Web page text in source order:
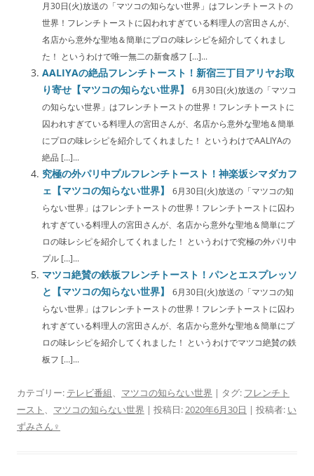
月30日(火)放送の「マツコの知らない世界」はフレンチトーストの
世界！フレンチトーストに囚われすぎている料理人の宮田さんが、
名店から意外な聖地＆簡単にプロの味レシピを紹介してくれまし
た！ というわけで唯一無二の新食感フ […]...
AALIYAの絶品フレンチトースト！新宿三丁目アリヤお取
り寄せ【マツコの知らない世界】
6月30日(火)放送の「マツコ
の知らない世界」はフレンチトーストの世界！フレンチトーストに
囚われすぎている料理人の宮田さんが、名店から意外な聖地＆簡単
にプロの味レシピを紹介してくれました！ というわけでAALIYAの
絶品 […]...
究極の外パリ中プルフレンチトースト！神楽坂シマダカフ
ェ【マツコの知らない世界】
6月30日(火)放送の「マツコの知
らない世界」はフレンチトーストの世界！フレンチトーストに囚わ
れすぎている料理人の宮田さんが、名店から意外な聖地＆簡単にプ
ロの味レシピを紹介してくれました！ というわけで究極の外パリ中
プル […]...
マツコ絶賛の鉄板フレンチトースト！パンとエスプレッソ
と【マツコの知らない世界】
6月30日(火)放送の「マツコの知
らない世界」はフレンチトーストの世界！フレンチトーストに囚わ
れすぎている料理人の宮田さんが、名店から意外な聖地＆簡単にプ
ロの味レシピを紹介してくれました！ というわけでマツコ絶賛の鉄
板フ […]...
カテゴリー: テレビ番組、 マツコの知らない世界 | タグ: フレンチト
ースト 、 マツコの知らない世界 | 投稿日:2020年6月30日 | 投稿者: い
ずみさん♀